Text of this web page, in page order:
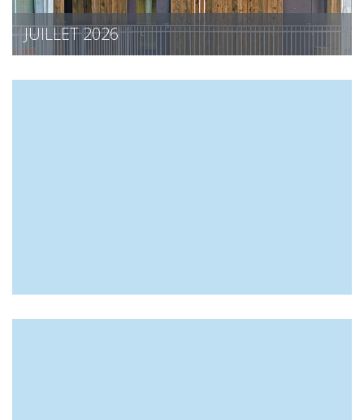
JUILLET 2026